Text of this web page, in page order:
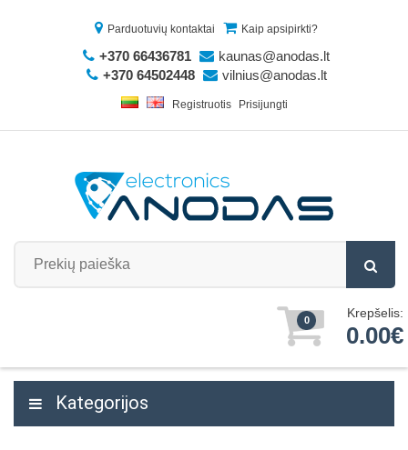
Parduotuvių kontaktai Kaip apsipirkti?
+370 66436781
kaunas@anodas.lt
+370 64502448
vilnius@anodas.lt
Registruotis Prisijungti
0 Krepšelis:
0.00€
Kategorijos